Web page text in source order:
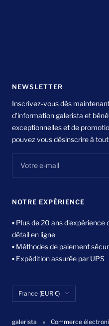
NEWSLETTER
Inscrivez-vous dès
d'information galerista et
exceptionnelles et de
pouvez vous désinscrire à
Votre e-mail
NOTRE EXPÉRIENCE
▪ Plus de 20 ans d'expérience
détail en ligne
▪ Méthodes de paiement
▪ Expédition assurée par UPS
Pays/région
France (EUR €)
galerista Commerce